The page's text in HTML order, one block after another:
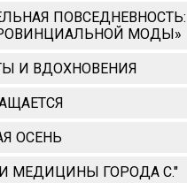
ПОВСЕДНЕВНОСТЬ:
МОДЫ»
И ВДОХНОВЕНИЯ
ОСЕНЬ
МЕДИЦИНЫ ГОРОДА С."